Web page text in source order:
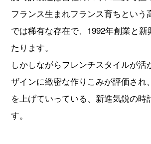
フランス生まれフランス育ちという
では稀有な存在で、1992年創業と
たります。
しかしながらフレンチスタイルが活
ザインに緻密な作りこみが評価され
を上げていっている、新進気鋭の時
す。